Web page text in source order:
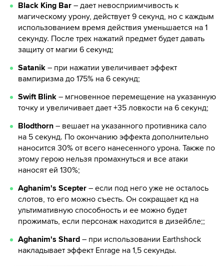
Black King Bar – дает невосприимчивость к
магическому урону, действует 9 секунд, но с каждым
использованием время действия уменьшается на 1
секунду. После трех нажатий предмет будет давать
защиту от магии 6 секунд;
Satanik – при нажатии увеличивает эффект
вампиризма до 175% на 6 секунд;
Swift Blink – мгновенное перемещение на указанную
точку и увеличивает дает +35 ловкости на 6 секунд;
Blodthorn – вешает на указанного противника сало
на 5 секунд. По окончанию эффекта дополнительно
наносится 30% от всего нанесенного урона. Также по
этому герою нельзя промахнуться и все атаки
наносят ей 130%;
Aghanim's Scepter – если под него уже не осталось
слотов, то его можно съесть. Он сокращает кд на
ультимативную способность и ее можно будет
прожимать, если персонаж находится в дизейбле;;
Aghanim's Shard – при использовании Earthshock
накладывает эффект Enrage на 1,5 секунды.